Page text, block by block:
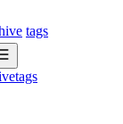
tags
tags